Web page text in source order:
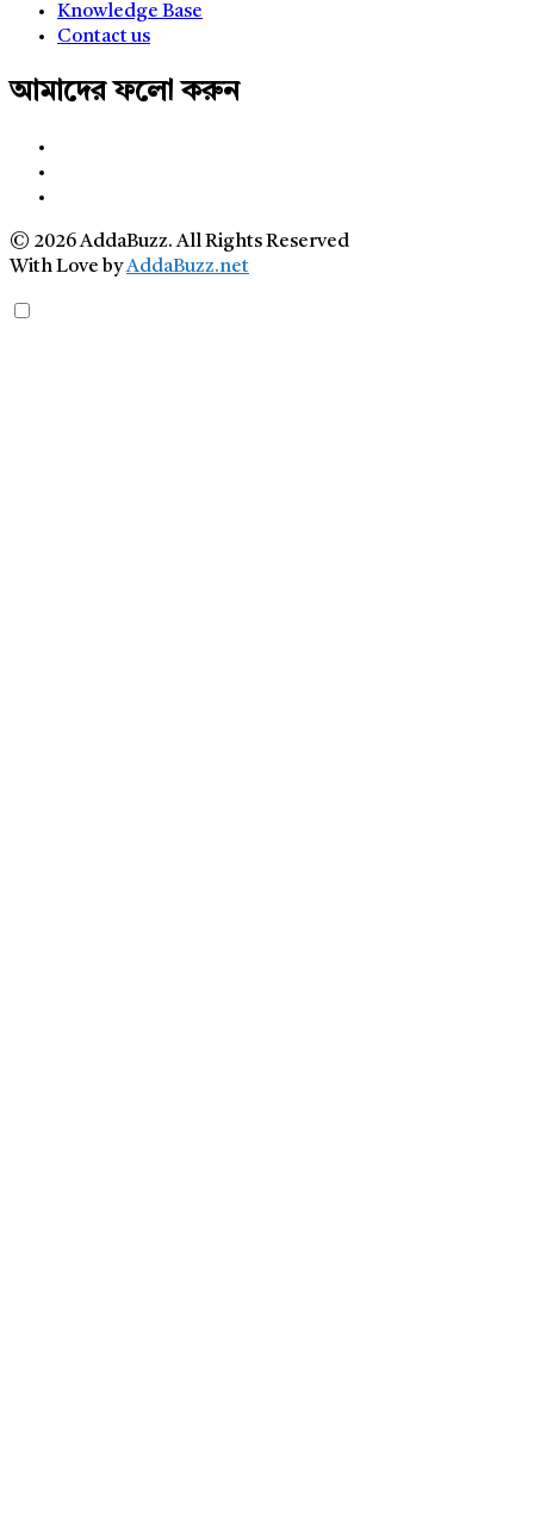
Knowledge Base
Contact us
আমাদের ফলো করুন
© 2026 AddaBuzz. All Rights Reserved
With Love byAddaBuzz.net